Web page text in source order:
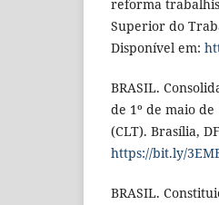
reforma
Superior do
Disponível em:
BRASIL.
de 1º de maio
(CLT). Brasília,
https://bit.ly/
BRASIL.